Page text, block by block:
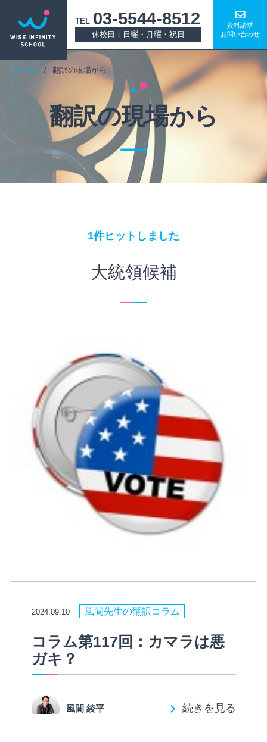
TEL 03-5544-8512
休校日：日曜・月曜・祝日
資料請求
お問い合わせ
ホーム 翻訳の現場から
翻訳の現場から
1件ヒットしました
大統領候補
2024.09.10 風間先生の翻訳コラム
コラム第117回：カマラは悪
ガキ？
風間 綾平 続きを見る